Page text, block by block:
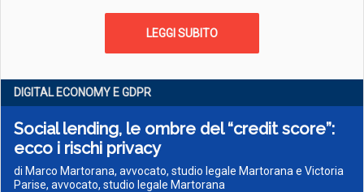
LEGGI SUBITO
DIGITAL ECONOMY E GDPR
Social lending, le ombre del “credit score”:
ecco i rischi privacy
di Marco Martorana, avvocato, studio legale Martorana e Victoria
Parise, avvocato, studio legale Martorana